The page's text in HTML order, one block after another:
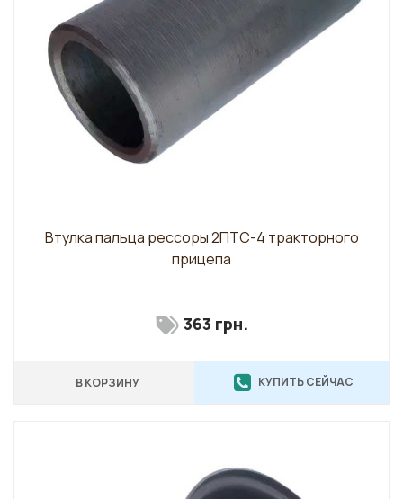
Втулка пальца рессоры 2ПТС-4 тракторного
прицепа
363 грн.
КУПИТЬ СЕЙЧАС
В КОРЗИНУ